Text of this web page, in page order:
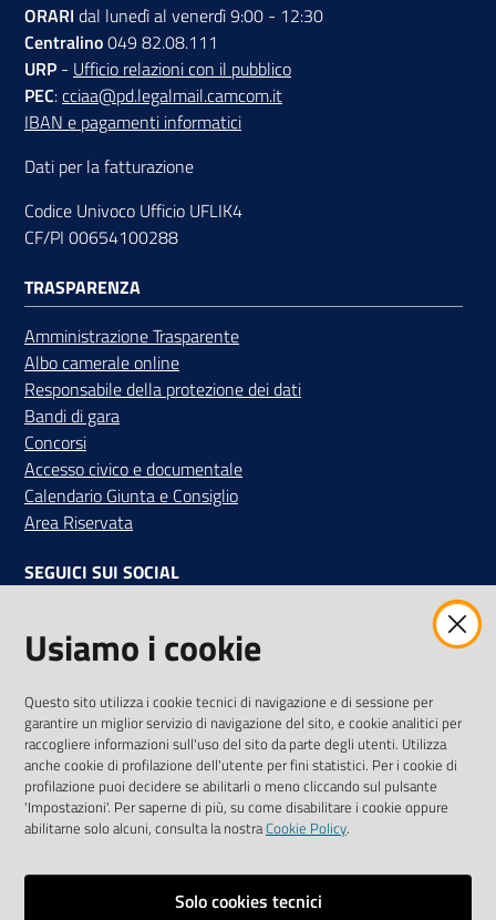
ORARI dal lunedì al venerdì 9:00 - 12:30
Centralino049 82.08.111
URP - Ufficio relazioni con il pubblico
PEC:cciaa@pd.legalmail.camcom.it
IBAN e pagamenti informatici
Dati per la fatturazione
Codice Univoco Ufficio UFLIK4
CF/PI 00654100288
TRASPARENZA
Amministrazione Trasparente
Albo camerale online
Responsabile della protezione dei dati
Bandi di gara
Concorsi
Accesso civico e documentale
Calendario Giunta e Consiglio
Area Riservata
SEGUICI SUI SOCIAL
Ricevi tutti gli aggiornamenti su eventi, nuove opportunità e
adempimenti normativi
Usiamo i cookie
Questo sito utilizza i cookie tecnici di navigazione e di sessione per
garantire un miglior servizio di navigazione del sito, e cookie analitici per
raccogliere informazioni sull'uso del sito da parte degli utenti. Utilizza
anche cookie di profilazione dell'utente per fini statistici. Per i cookie di
profilazione puoi decidere se abilitarli o meno cliccando sul pulsante
'Impostazioni'. Per saperne di più, su come disabilitare i cookie oppure
abilitarne solo alcuni, consulta la nostraCookie Policy.
Solo cookies tecnici